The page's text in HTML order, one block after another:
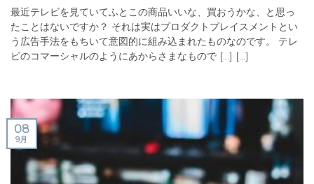
最近テレビを見ていてふとこの商品いいな、買おうかな、と思っ
たことはないですか？ それは実はプロダクトプレイスメントとい
う広告手法をもちいて意図的に組み込まれたものなのです。 テレ
ビのコマーシャルのようにあからさまなもので [...] [...]
08
9月